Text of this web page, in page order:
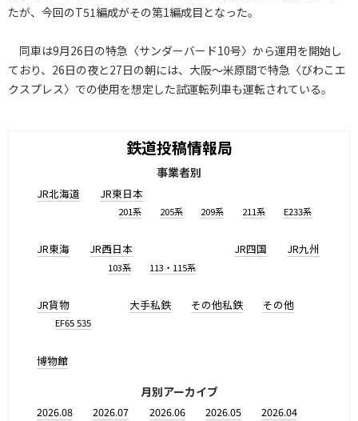
たが、今回のT51編成がその第1編成目となった。
同車は9月26日の特急〈サンダーバード10号〉から運用を開始し
ており、26日の夜と27日の朝には、大阪～米原間で特急〈びわこエ
クスプレス〉での使用を想定した試運転列車も運転されている。
鉄道投稿情報局
事業者別
JR北海道 JR東日本
201系 205系 209系 211系 E233系
JR東海 JR西日本
103系 113・115系
JR四国 JR九州
JR貨物
EF65 535
大手私鉄 その他私鉄 その他
博物館
月別アーカイブ
2026.08 2026.07 2026.06 2026.05
2026.04